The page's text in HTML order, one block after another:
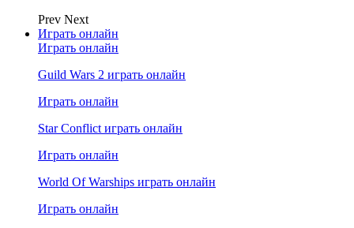
Prev Next
Играть онлайн
Играть онлайн
Guild Wars 2 играть онлайн
Играть онлайн
Star Conflict играть онлайн
Играть онлайн
World Of Warships играть онлайн
Играть онлайн